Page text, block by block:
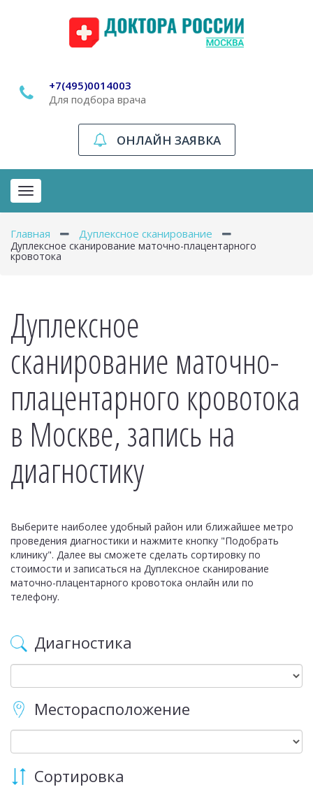
+7(495)0014003
Для подбора врача
ОНЛАЙН ЗАЯВКА
Toggle
navigation
Главная Дуплексное сканирование
Дуплексное сканирование маточно-плацентарного
кровотока
Дуплексное
сканирование маточно-
плацентарного кровотока
в Москве, запись на
диагностику
Выберите наиболее удобный район или ближайшее метро
проведения диагностики и нажмите кнопку "Подобрать
клинику". Далее вы сможете сделать сортировку по
стоимости и записаться на Дуплексное сканирование
маточно-плацентарного кровотока онлайн или по
телефону.
Диагностика
Месторасположение
Сортировка